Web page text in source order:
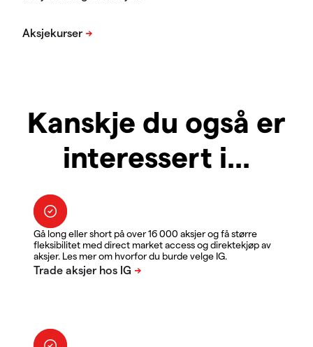
Kanskje du også er
interessert i...
Gå long eller short på over 16 000 aksjer og få større
fleksibilitet med direct market access og direktekjøp av
aksjer. Les mer om hvorfor du burde velge IG.